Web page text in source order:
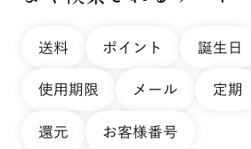
送料 ポイント 誕生日
使用期限 メール 定期
還元 お客様番号